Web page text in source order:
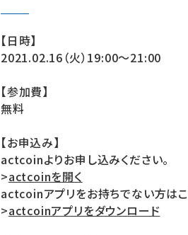
【日時】
2021.02.16（火）19:00〜21:00
【参加費】
無料
【お申込み】
actcoinよりお申し込みください。
>actcoinを開く
actcoinアプリをお持ちでない方は
>actcoinアプリをダウンロード